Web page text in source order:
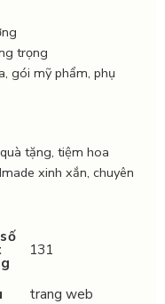
trọng
gói mỹ phẩm, phụ
tặng, tiệm hoa
xinh xắn, chuyên
131
trang web